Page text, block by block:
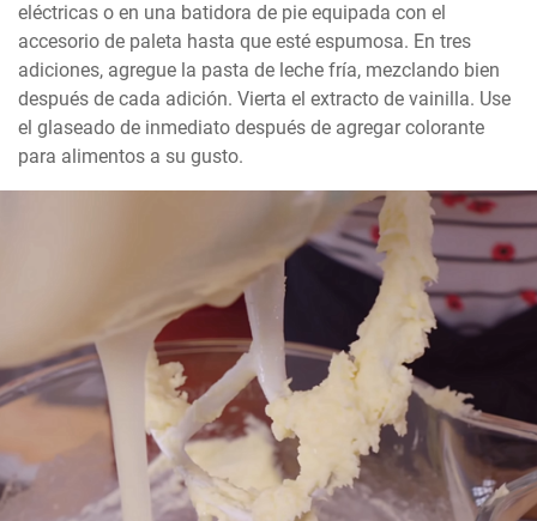
eléctricas o en una batidora de pie equipada con el
accesorio de paleta hasta que esté espumosa. En tres
adiciones, agregue la pasta de leche fría, mezclando bien
después de cada adición. Vierta el extracto de vainilla. Use
el glaseado de inmediato después de agregar colorante
para alimentos a su gusto.